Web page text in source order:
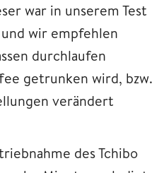
war in unserem Test
wir empfehlen
durchlaufen
getrunken wird, bzw.
verändert
des Tchibo